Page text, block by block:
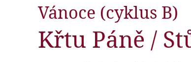
Vánoce (cyklus B)
Křtu Páně /